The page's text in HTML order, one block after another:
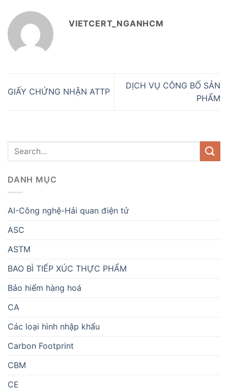
VIETCERT_NGANHCM
GIẤY CHỨNG NHẬN ATTP
DỊCH VỤ CÔNG BỐ SẢN
PHẨM
DANH MỤC
AI-Công nghệ-Hải quan điện tử
ASC
ASTM
BAO BÌ TIẾP XÚC THỰC PHẨM
Bảo hiểm hàng hoá
CA
Các loại hình nhập khẩu
Carbon Footprint
CBM
CE